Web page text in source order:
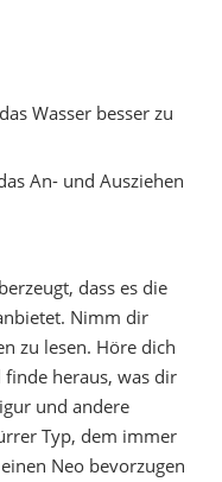
Wasser besser zu
An- und Ausziehen
dass es die
Nimm dir
zu lesen. Höre dich
heraus, was dir
und andere
Typ, dem immer
Neo bevorzugen